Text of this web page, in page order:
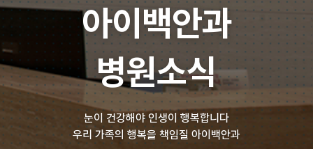
아이백안과
병원소식
눈이 건강해야 인생이 행복합니다
우리 가족의 행복을 책임질 아이백안과